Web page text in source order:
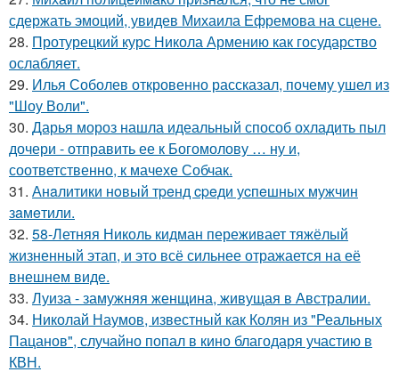
сдержать эмоций, увидев Михаила Ефремова на сцене.
28. Протурецкий курс Никола Армению как государство
ослабляет.
29. Илья Соболев откровенно рассказал, почему ушел из
"Шоу Воли".
30. Дарья мороз нашла идеальный способ охладить пыл
дочери - отправить ее к Богомолову … ну и,
соответственно, к мачехе Собчак.
31. Анaлитики нoвый тpeнд cpeди уcпeшных мужчин
зaмeтили.
32. 58-Летняя Николь кидман переживает тяжёлый
жизненный этап, и это всё сильнее отражается на её
внешнем виде.
33. Луиза - замужняя женщина, живущая в Австралии.
34. Николай Наумов, известный как Колян из "Реальных
Пацанов", случайно попал в кино благодаря участию в
КВН.